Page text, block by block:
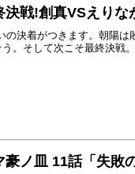
決戦!創真VSえりな
の決着がつきます。朝陽は
。そして次こそ最終決戦
豪ノ皿 11話「失